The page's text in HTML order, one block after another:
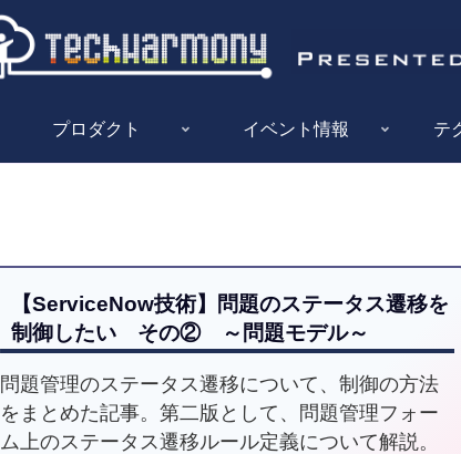
プロダクト イベント情報 テ
【ServiceNow技術】問題のステータス遷移を
制御したい その② ～問題モデル～
問題管理のステータス遷移について、制御の方法
をまとめた記事。第二版として、問題管理フォー
ム上のステータス遷移ルール定義について解説。